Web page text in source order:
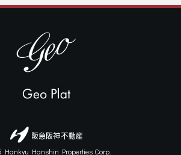
Hankyu Hanshin Properties Corp.